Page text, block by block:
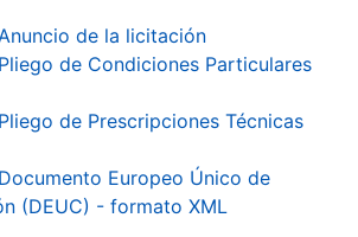
de la licitación
Pliego de Condiciones Particulares
Pliego de Prescripciones Técnicas
Documento Europeo Único de
(DEUC) - formato XML